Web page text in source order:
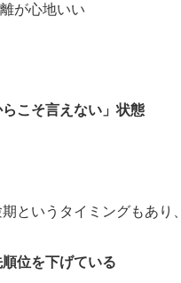
が心地いい
らこそ言えない」状態
というタイミングもあり、
位を下げている